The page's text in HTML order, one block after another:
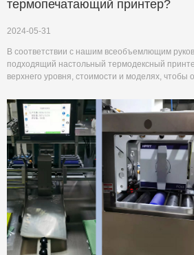
термопечатающий принтер?
2024-05-31
В соответствии с нашим всеобъемлющим
подходящий настольный термодексный
верхнего уровня, стоимости и моделях, чтобы